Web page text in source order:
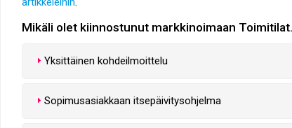
Mikäli olet kiinnostunut markkinoimaan
Yksittäinen kohdeilmoittelu
Sopimusasiakkaan itsepäivitysohjelma